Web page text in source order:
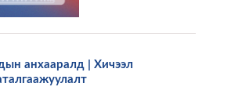
анхааралд | Хичээл